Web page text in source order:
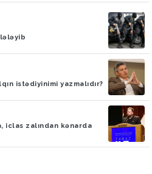
istədiyinimi yazmalıdır?
iclas zalından kənarda